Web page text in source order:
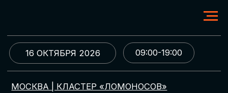
МОСКВА | КЛАСТЕР «ЛОМОНОСОВ»
09:00-19:00
16 ОКТЯБРЯ 2026